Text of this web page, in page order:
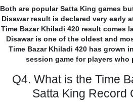
Both are popular Satta King games
Disawar result is declared very early
Time Bazar Khiladi 420 result comes
Disawar is one of the oldest and
Time Bazar Khiladi 420 has grown
session game for players who
Q4. What is the Time
Satta King Record